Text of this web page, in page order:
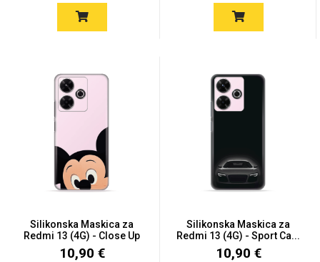
Silikonska Maskica za
Redmi 13 (4G) - Close Up
10,90 €
Silikonska Maskica za
Redmi 13 (4G) - Sport Ca...
10,90 €